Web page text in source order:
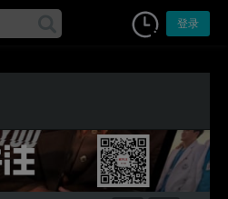
登录